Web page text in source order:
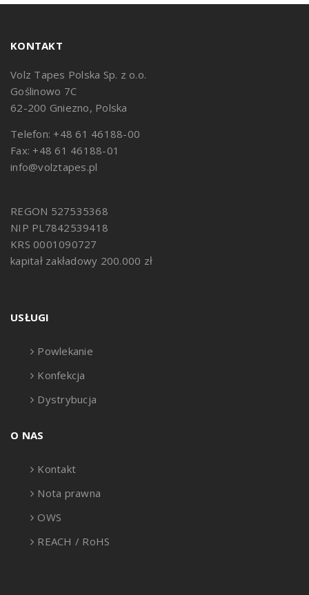
KONTAKT
Volz Tapes Polska Sp. z o.o.
Goślinowo 7C
62-200 Gniezno, Polska
Telefon: +48 61 46188-00
Fax: +48 61 46188-01
info@volztapes.pl
REGON 527535368
NIP PL7842539418
KRS 0001090727
kapitał zakładowy 200.000 zł
USŁUGI
Powlekanie
Konfekcja
Dystrybucja
O NAS
Kontakt
Nota prawna
OWS
REACH / RoHS